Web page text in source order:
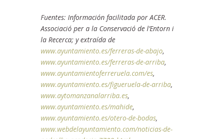
Fuentes: Información facilitada por ACER.
Associació per a la Conservació de l’Entorn i
la Recerca; y extraída de
www.ayuntamiento.es/ferreras-de-abajo,
www.ayuntamiento.es/ferreras-de-arriba,
www.ayuntamientoferreruela.com/es,
www.ayuntamiento.es/figueruela-de-arriba,
www.aytomanzanalarriba.es,
www.ayuntamiento.es/mahide,
www.ayuntamiento.es/otero-de-bodas,
www.webdelayuntamiento.com/noticias-de-